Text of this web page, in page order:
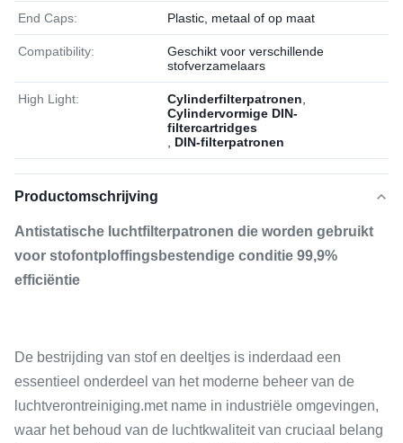
End Caps: Plastic, metaal of op maat
Compatibility:
Geschikt voor verschillende
stofverzamelaars
High Light: Cylinderfilterpatronen
Cylindervormige DIN-
filtercartridges
DIN-filterpatronen
Productomschrijving
Antistatische luchtfilterpatronen die worden gebruikt
voor stofontploffingsbestendige conditie 99,9%
efficiëntie
De bestrijding van stof en deeltjes is inderdaad een
essentieel onderdeel van het moderne beheer van de
luchtverontreiniging.met name in industriële omgevingen,
waar het behoud van de luchtkwaliteit van cruciaal belang